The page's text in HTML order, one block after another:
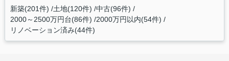
新築(201件) 土地(120件) 中古(96件)
2000～2500万円台(86件) 2000万円以内(54件)
リノベーション済み(44件)